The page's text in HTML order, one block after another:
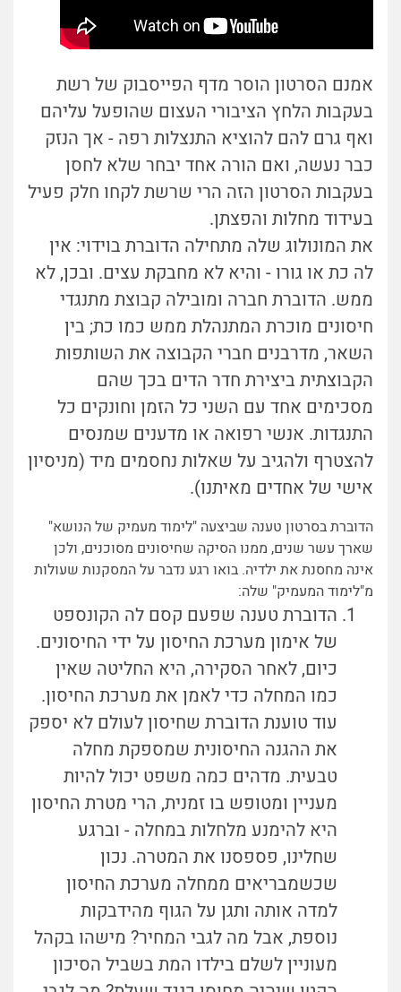
אמנם הסרטון הוסר מדף הפייסבוק של רשת
בעקבות הלחץ הציבורי העצום שהופעל עליהם
ואף גרם להם להוציא התנצלות רפה - אך הנזק
כבר נעשה, ואם הורה אחד יבחר שלא לחסן
בעקבות הסרטון הזה הרי שרשת לקחו חלק פעיל
בעידוד מחלות והפצתן.
את המונולוג שלה מתחילה הדוברת בוידוי: אין
לה כת או גורו - והיא לא מחבקת עצים. ובכן, לא
ממש. הדוברת חברה ומובילה קבוצת מתנגדי
חיסונים מוכרת המתנהלת ממש כמו כת; בין
השאר, מדרבנים חברי הקבוצה את השותפות
הקבוצתית ביצירת חדר הדים בכך שהם
מסכימים אחד עם השני כל הזמן וחונקים כל
התנגדות. אנשי רפואה או מדענים שמנסים
להצטרף ולהגיב על שאלות נחסמים מיד (מניסיון
אישי של אחדים מאיתנו).
הדוברת בסרטון טענה שביצעה "לימוד מעמיק של הנושא"
שארך עשר שנים, ממנו הסיקה שחיסונים מסוכנים, ולכן
אינה מחסנת את ילדיה. בואו רגע נדבר על המסקנות שעולות
מ"לימוד המעמיק" שלה:
הדוברת טענה שפעם קסם לה הקונספט
של אימון מערכת החיסון על ידי החיסונים.
כיום, לאחר הסקירה, היא החליטה שאין
כמו המחלה כדי לאמן את מערכת החיסון.
עוד טוענת הדוברת שחיסון לעולם לא יספק
את ההגנה החיסונית שמספקת מחלה
טבעית. מדהים כמה משפט יכול להיות
מעניין ומטופש בו זמנית, הרי מטרת החיסון
היא להימנע מלחלות במחלה - וברגע
שחלינו, פספסנו את המטרה. נכון
שכשמבריאים ממחלה מערכת החיסון
למדה אותה ותגן על הגוף מהידבקות
נוספת, אבל מה לגבי המחיר? מישהו בקהל
מעוניין לשלם בילדו המת בשביל הסיכון